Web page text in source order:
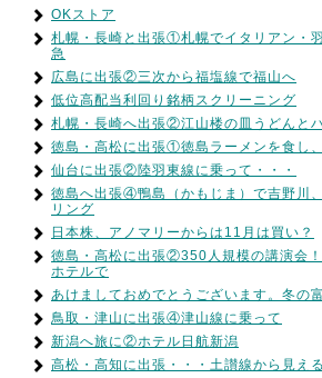
OKストア
札幌・長崎と出張①札幌でイタリアン・
急
広島に出張②三次から福塩線で福山へ
低位高配当利回り銘柄スクリーニング
札幌・長崎へ出張②江山楼の皿うどんと
徳島・高松に出張①徳島ラーメンを食し
仙台に出張②陸羽東線に乗って・・・
徳島へ出張④鴨島（かもじま）で吉野川
リング
日本株、アノマリーからは11月は買い？
徳島・高松に出張②350人規模の講演会
ホテルで
あけましておめでとうございます。冬の
鳥取・津山に出張④津山線に乗って
新潟へ旅に②ホテル日航新潟
高松・高知に出張・・・土讃線から見え